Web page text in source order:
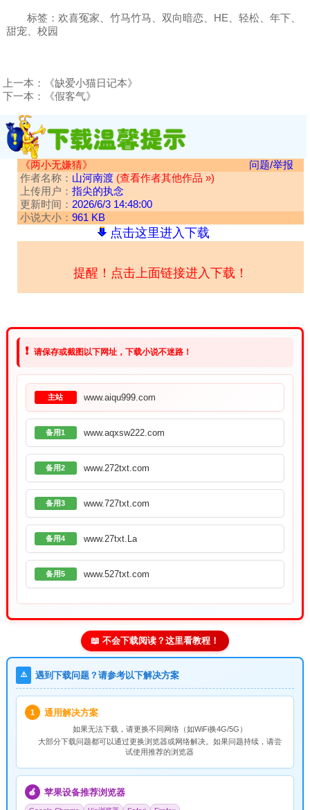
标签：欢喜冤家、竹马竹马、双向暗恋、HE、轻松、年下、
甜宠、校园
上一本：
《缺爱小猫日记本》
下一本：
《假客气》
《两小无嫌猜》
问题/举报
作者名称： 山河南渡 (查看作者其他作品 »)
上传用户： 指尖的执念
更新时间： 2026/6/3 14:48:00
小说大小： 961 KB
点击这里进入下载
提醒！点击上面链接进入下载！
❗ 请保存或截图以下网址，下载小说不迷路！
主站 www.aiqu999.com
备用1 www.aqxsw222.com
备用2 www.272txt.com
备用3 www.727txt.com
备用4 www.27txt.La
备用5 www.527txt.com
📖 不会下载阅读？这里看教程！
⚠️ 遇到下载问题？请参考以下解决方案
1 通用解决方案
如果无法下载，请更换不同网络（如WiFi换4G/5G）
大部分下载问题都可以通过更换浏览器或网络解决。如果问题持续，请尝
试使用推荐的浏览器
🍎 苹果设备推荐浏览器